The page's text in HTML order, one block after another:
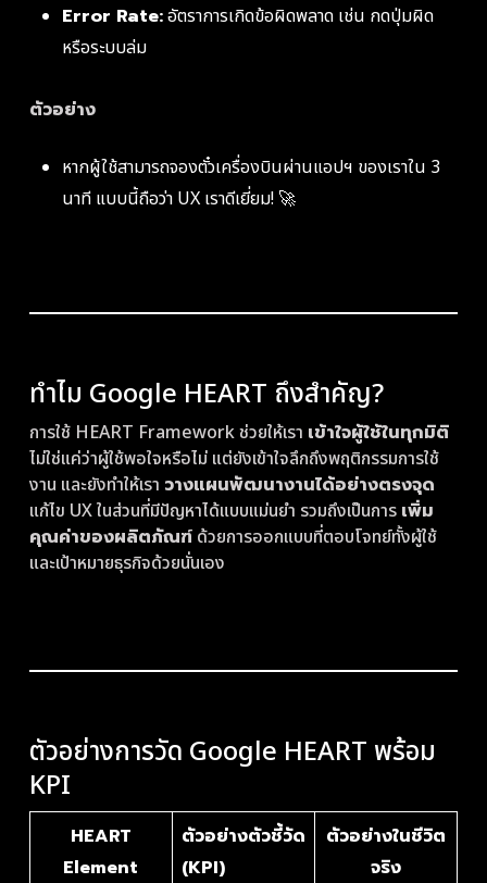
Error Rate:อัตราการเกิดข้อผิดพลาด เช่น กดปุ่มผิด
หรือระบบล่ม
ตัวอย่าง
หากผู้ใช้สามารถจองตั๋วเครื่องบินผ่านแอปฯ ของเราใน 3
นาที แบบนี้ถือว่า UX เราดีเยี่ยม! 🚀
ทำไม Google HEART ถึงสำคัญ?
การใช้ HEART Framework ช่วยให้เรา เข้าใจผู้ใช้ในทุกมิติ
ไม่ใช่แค่ว่าผู้ใช้พอใจหรือไม่ แต่ยังเข้าใจลึกถึงพฤติกรรมการใช้
งาน และยังทำให้เรา วางแผนพัฒนางานได้อย่างตรงจุด
แก้ไข UX ในส่วนที่มีปัญหาได้แบบแม่นยำ รวมถึงเป็นการ เพิ่ม
คุณค่าของผลิตภัณฑ์ ด้วยการออกแบบที่ตอบโจทย์ทั้งผู้ใช้
และเป้าหมายธุรกิจด้วยนั่นเอง
ตัวอย่างการวัด Google HEART พร้อม
KPI
HEART
Element
ตัวอย่างตัวชี้วัด
(KPI)
ตัวอย่างในชีวิต
จริง